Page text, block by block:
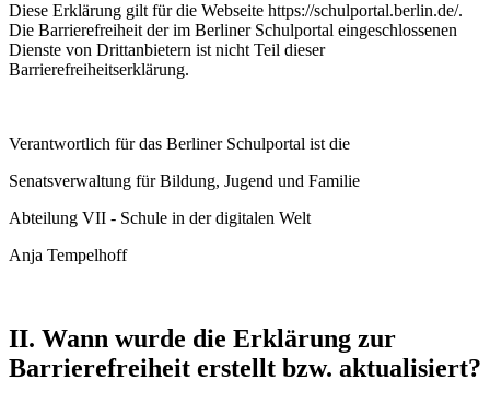
Diese Erklärung gilt für die Webseite https://schulportal.berlin.de/.
Die Barrierefreiheit der im Berliner Schulportal eingeschlossenen
Dienste von Drittanbietern ist nicht Teil dieser
Barrierefreiheitserklärung.
Verantwortlich für das Berliner Schulportal ist die
Senatsverwaltung für Bildung, Jugend und Familie
Abteilung VII - Schule in der digitalen Welt
Anja Tempelhoff
II. Wann wurde die Erklärung zur
Barrierefreiheit erstellt bzw. aktualisiert?